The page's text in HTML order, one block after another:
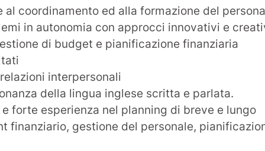
coordinamento ed alla formazione del
in autonomia con approcci innovativi e
di budget e pianificazione finanziaria
interpersonali
della lingua inglese scritta e parlata.
forte esperienza nel planning di breve e lungo
finanziario, gestione del personale,